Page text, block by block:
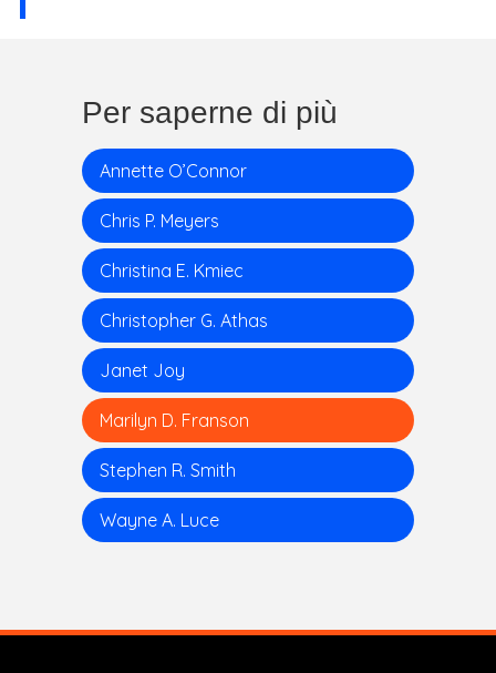
Per saperne di più
Annette O’Connor
Chris P. Meyers
Christina E. Kmiec
Christopher G. Athas
Janet Joy
Marilyn D. Franson
Stephen R. Smith
Wayne A. Luce